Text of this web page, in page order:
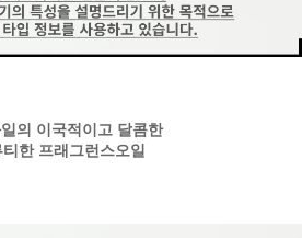
의 이국적이고 달콤한
티한 프래그런스오일